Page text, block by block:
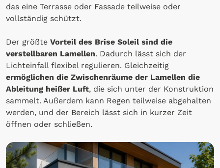
das eine Terrasse oder Fassade teilweise oder
vollständig schützt.
Der größte Vorteil des Brise Soleil sind die
verstellbaren Lamellen. Dadurch lässt sich der
Lichteinfall flexibel regulieren. Gleichzeitig
ermöglichen die Zwischenräume der Lamellen die
Ableitung heißer Luft, die sich unter der Konstruktion
sammelt. Außerdem kann Regen teilweise abgehalten
werden, und der Bereich lässt sich in kurzer Zeit
öffnen oder schließen.